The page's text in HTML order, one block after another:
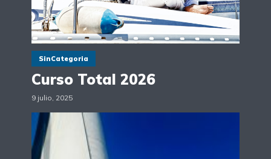
SinCategoria
Curso Total 2026
9 julio, 2025